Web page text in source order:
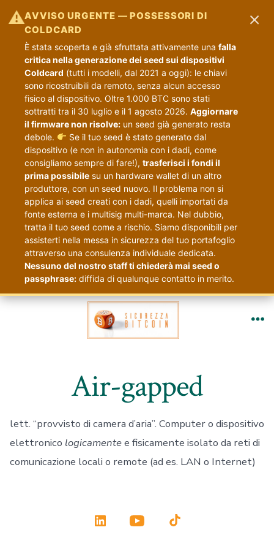
⚠AVVISO URGENTE — POSSESSORI DI
COLDCARD
È stata scoperta e già sfruttata attivamente una falla
critica nella generazione dei seed sui dispositivi
Coldcard (tutti i modelli, dal 2021 a oggi): le chiavi
sono ricostruibili da remoto, senza alcun accesso
fisico al dispositivo. Oltre 1.000 BTC sono stati
sottratti tra il 30 luglio e il 1 agosto 2026. Aggiornare
il firmware non risolve: un seed già generato resta
debole.
Se il tuo seed è stato generato dal
dispositivo (e non in autonomia con i dadi, come
consigliamo sempre di fare!), trasferisci i fondi il
prima possibile su un hardware wallet di un altro
produttore, con un seed nuovo. Il problema non si
applica ai seed creati con i dadi, quelli importati da
fonte esterna e i multisig multi-marca. Nel dubbio,
tratta il tuo seed come a rischio. Siamo disponibili per
assisterti nella messa in sicurezza del tuo portafoglio
attraverso una consulenza individuale dedicata.
Nessuno del nostro staff ti chiederà mai seed o
passphrase: diffida di qualunque contatto in merito.
×
Passa
Air-gapped
lett. “provvisto di camera d’aria”. Computer o dispositivo
elettronico logicamentee fisicamente isolato da reti di
comunicazione locali o remote (ad es. LAN o Internet)
Apri
Apri
Apri